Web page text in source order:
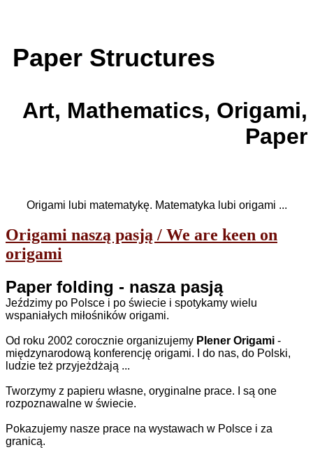
Paper Structures
Art, Mathematics, Origami,
Paper
Origami lubi matematykę. Matematyka lubi origami ...
Origami naszą pasją / We are keen on
origami
Paper folding - nasza pasją
Jeździmy po Polsce i po świecie i spotykamy wielu
wspaniałych miłośników origami.
Od roku 2002 corocznie organizujemy Plener Origami -
międzynarodową konferencję origami. I do nas, do Polski,
ludzie też przyjeżdżają ...
Tworzymy z papieru własne, oryginalne prace. I są one
rozpoznawalne w świecie.
Pokazujemy nasze prace na wystawach w Polsce i za
granicą.